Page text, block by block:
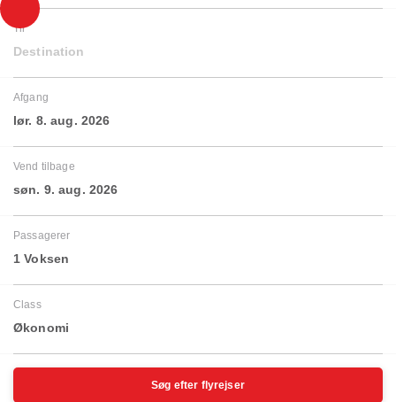
Til
Destination
Afgang
lør. 8. aug. 2026
Vend tilbage
søn. 9. aug. 2026
Passagerer
1 Voksen
Class
Økonomi
Søg efter flyrejser